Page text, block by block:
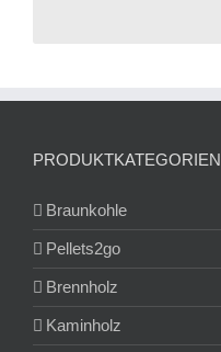
PRODUKTKATEGORIEN
Braunkohle
Pellets2go
Brennholz
Kaminholz